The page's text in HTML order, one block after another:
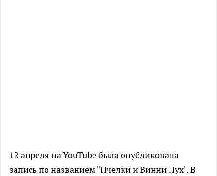
12 апреля на YouTube была опубликована
запись по названием "Пчелки и Винни Пух". В